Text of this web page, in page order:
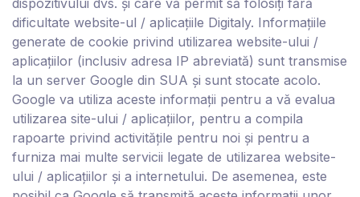
dispozitivului dvs. și care vă permit să folosiți fără
dificultate website-ul / aplicațiile Digitaly. Informațiile
generate de cookie privind utilizarea website-ului /
aplicațiilor (inclusiv adresa IP abreviată) sunt transmise
la un server Google din SUA și sunt stocate acolo.
Google va utiliza aceste informații pentru a vă evalua
utilizarea site-ului / aplicațiilor, pentru a compila
rapoarte privind activitățile pentru noi și pentru a
furniza mai multe servicii legate de utilizarea website-
ului / aplicațiilor și a internetului. De asemenea, este